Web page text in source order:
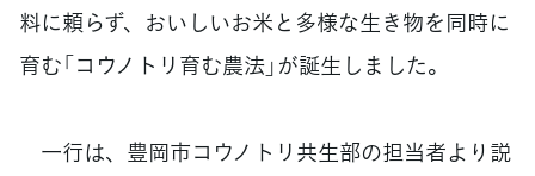
料に頼らず、おいしいお米と多様な生き物を同時に
育む「コウノトリ育む農法」が誕生しました。
一行は、豊岡市コウノトリ共生部の担当者より説